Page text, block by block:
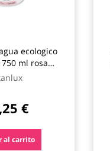
ecologico
ml rosa
titanlux
€
al carrito